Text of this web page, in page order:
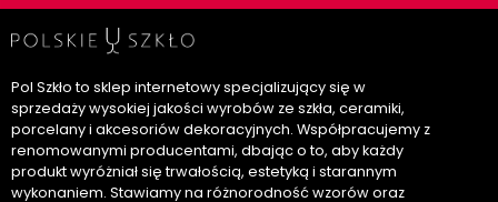
Pol Szkło to sklep internetowy specjalizujący się w
sprzedaży wysokiej jakości wyrobów ze szkła, ceramiki,
porcelany i akcesoriów dekoracyjnych. Współpracujemy z
renomowanymi producentami, dbając o to, aby każdy
produkt wyróżniał się trwałością, estetyką i starannym
wykonaniem. Stawiamy na różnorodność wzorów oraz